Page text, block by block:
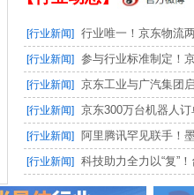
[行业新闻] 行业唯一！京东物流
[行业新闻] 参与行业标准制定！
[行业新闻] 京东工业与广汽集团
[行业新闻] 京东300万台机器人
[行业新闻] 阿里腾讯罕见联手！
[行业新闻] 科技助力全力以“复”